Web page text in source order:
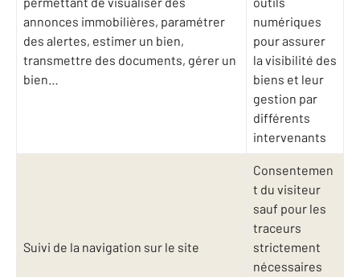
annonces immobilières, paramétrer
des alertes, estimer un bien,
transmettre des documents, gérer un
bien…
numériques
pour assurer
la visibilité des
biens et leur
gestion par
différents
intervenants
Suivi de la navigation sur le site
Consentemen
t du visiteur
sauf pour les
traceurs
strictement
nécessaires